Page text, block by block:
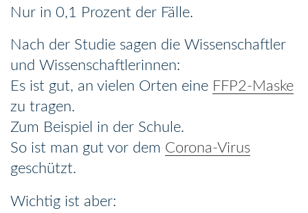
Nur in 0,1 Prozent der Fälle.
Nach der Studie sagen die Wissenschaftler
und Wissenschaftlerinnen:
Es ist gut, an vielen Orten eine FFP2-Maske
zu tragen.
Zum Beispiel in der Schule.
So ist man gut vor dem Corona-Virus
geschützt.
Wichtig ist aber: